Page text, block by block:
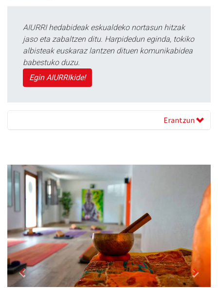
AIURRI hedabideak eskualdeko nortasun hitzak
jaso eta zabaltzen ditu. Harpidedun eginda, tokiko
albisteak euskaraz lantzen dituen komunikabidea
babestuko duzu.
Egin AIURRIkide!
Erantzun
Previous Next